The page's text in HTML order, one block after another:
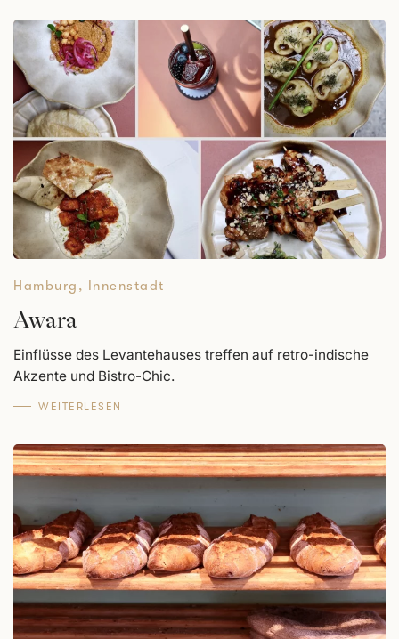
Hamburg , Innenstadt
Awara
Einflüsse des Levantehauses treffen auf retro-indische
Akzente und Bistro-Chic.
WEITERLESEN